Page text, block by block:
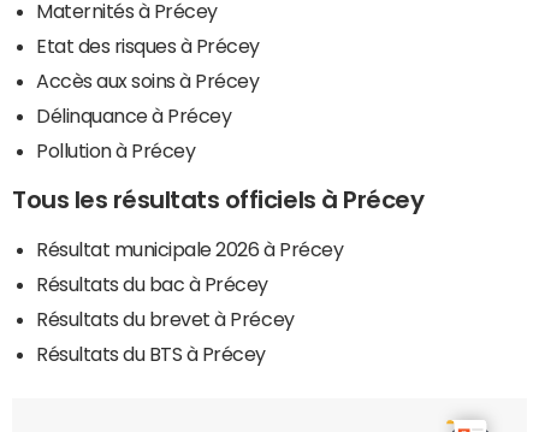
Maternités à Précey
Etat des risques à Précey
Accès aux soins à Précey
Délinquance à Précey
Pollution à Précey
Tous les résultats officiels à Précey
Résultat municipale 2026 à Précey
Résultats du bac à Précey
Résultats du brevet à Précey
Résultats du BTS à Précey